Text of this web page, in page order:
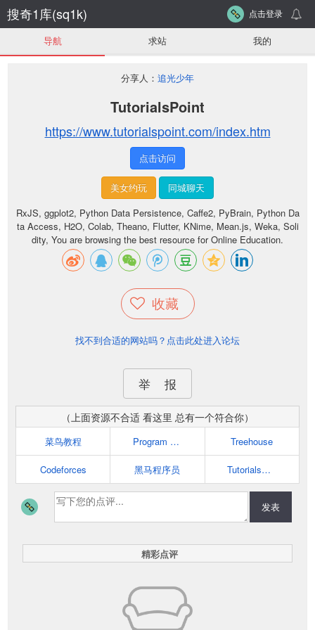
搜奇1库(sq1k) 点击登录
导航 求站 我的
分享人： 追光少年
TutorialsPoint
https://www.tutorialspoint.com/index.htm
点击访问
美女约玩
同城聊天
RxJS, ggplot2, Python Data Persistence, Caffe2, PyBrain, Python Da
ta Access, H2O, Colab, Theano, Flutter, KNime, Mean.js, Weka, Soli
dity, You are browsing the best resource for Online Education.
收藏
找不到合适的网站吗？点击此处进入论坛
举 报
（上面资源不合适 看这里 总有一个符合你）
菜鸟教程 Program Creek Treehouse
Codeforces 黑马程序员 TutorialsPoint
发表
精彩点评